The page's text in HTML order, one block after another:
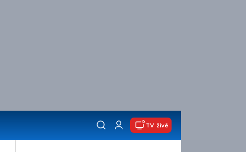
TV živě